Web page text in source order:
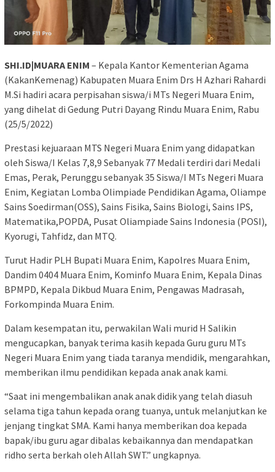
SHI.ID|MUARA ENIM – Kepala Kantor Kementerian Agama
(KakanKemenag) Kabupaten Muara Enim Drs H Azhari Rahardi
M.Si hadiri acara perpisahan siswa/i MTs Negeri Muara Enim,
yang dihelat di Gedung Putri Dayang Rindu Muara Enim, Rabu
(25/5/2022)
Prestasi kejuaraan MTS Negeri Muara Enim yang didapatkan
oleh Siswa/I Kelas 7,8,9 Sebanyak 77 Medali terdiri dari Medali
Emas, Perak, Perunggu sebanyak 35 Siswa/I MTs Negeri Muara
Enim, Kegiatan Lomba Olimpiade Pendidikan Agama, Oliampe
Sains Soedirman(OSS), Sains Fisika, Sains Biologi, Sains IPS,
Matematika,POPDA, Pusat Oliampiade Sains Indonesia (POSI),
Kyorugi, Tahfidz, dan MTQ.
Turut Hadir PLH Bupati Muara Enim, Kapolres Muara Enim,
Dandim 0404 Muara Enim, Kominfo Muara Enim, Kepala Dinas
BPMPD, Kepala Dikbud Muara Enim, Pengawas Madrasah,
Forkompinda Muara Enim.
Dalam kesempatan itu, perwakilan Wali murid H Salikin
mengucapkan, banyak terima kasih kepada Guru guru MTs
Negeri Muara Enim yang tiada taranya mendidik, mengarahkan,
memberikan ilmu pendidikan kepada anak anak kami.
“Saat ini mengembalikan anak anak didik yang telah diasuh
selama tiga tahun kepada orang tuanya, untuk melanjutkan ke
jenjang tingkat SMA. Kami hanya memberikan doa kepada
bapak/ibu guru agar dibalas kebaikannya dan mendapatkan
ridho serta berkah oleh Allah SWT.” ungkapnya.